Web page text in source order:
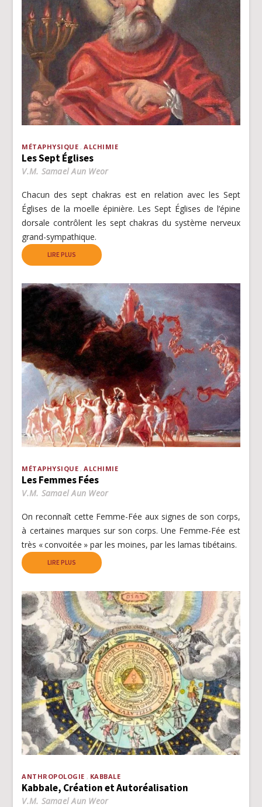
MÉTAPHYSIQUE ALCHIMIE
Les Sept Églises
V.M. Samael Aun Weor
Chacun des sept chakras est en relation avec les Sept
Églises de la moelle épinière. Les Sept Églises de l’épine
dorsale contrôlent les sept chakras du système nerveux
grand-sympathique.
LIRE PLUS
MÉTAPHYSIQUE ALCHIMIE
Les Femmes Fées
V.M. Samael Aun Weor
On reconnaît cette Femme-Fée aux signes de son corps,
à certaines marques sur son corps. Une Femme-Fée est
très « convoitée » par les moines, par les lamas tibétains.
LIRE PLUS
ANTHROPOLOGIE KABBALE
Kabbale, Création et Autoréalisation
V.M. Samael Aun Weor